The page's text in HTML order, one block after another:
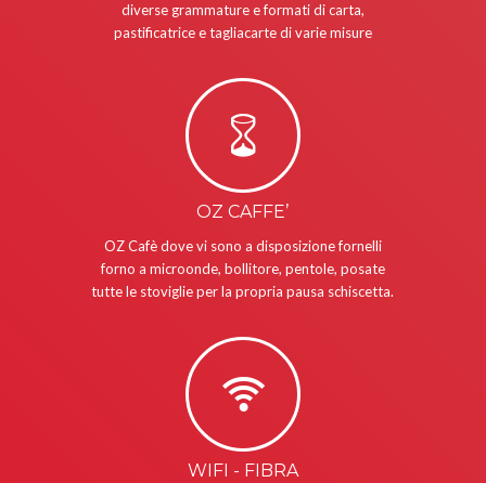
diverse grammature e formati di carta,
pastificatrice e tagliacarte di varie misure
OZ CAFFE’
OZ Cafè dove vi sono a disposizione fornelli
forno a microonde, bollitore, pentole, posate
tutte le stoviglie per la propria pausa schiscetta.
WIFI - FIBRA